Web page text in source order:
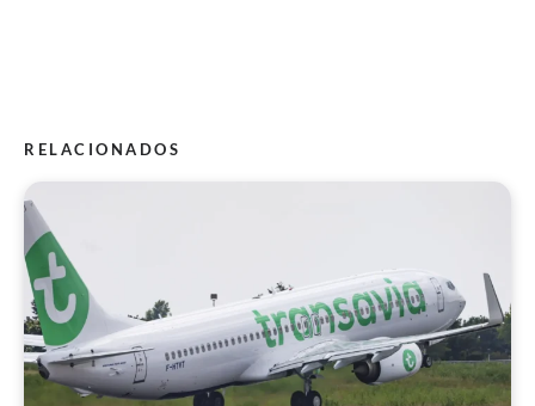
RELACIONADOS